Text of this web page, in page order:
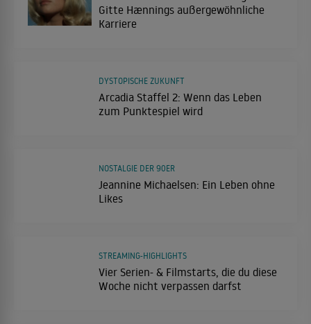
Gitte Hænnings außergewöhnliche
Karriere
Arcadia Staffel 2: Wenn das Leben
zum Punktespiel wird
DYSTOPISCHE ZUKUNFT
Jeannine Michaelsen: Ein Leben ohne
Likes
NOSTALGIE DER 90ER
Vier Serien- & Filmstarts, die du diese
Woche nicht verpassen darfst
STREAMING-HIGHLIGHTS